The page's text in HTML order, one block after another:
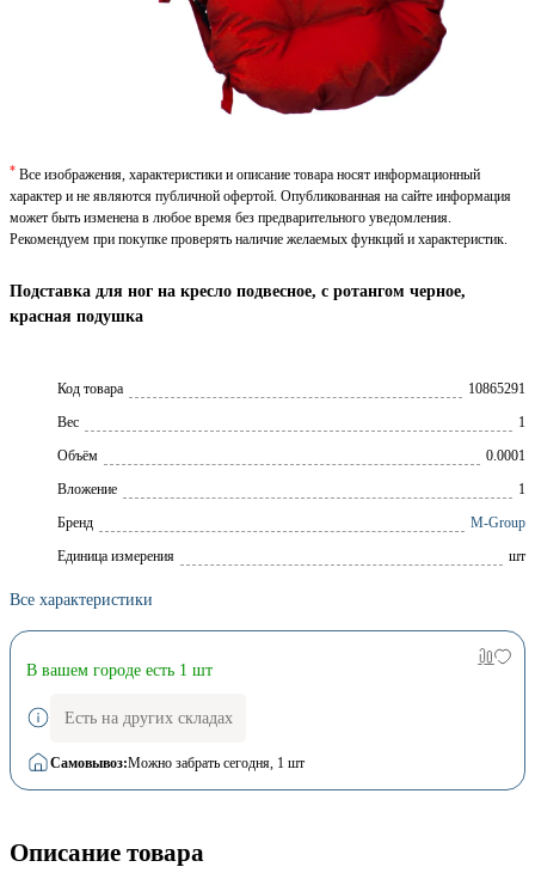
Подставка для ног на кресло подвесное, с ротангом черное,
красная подушка
Код товара
10865291
Вес
1
Объём
0.0001
Вложение
1
Брeнд
M-Group
Единица измерения
шт
Все характеристики
* Все изображения, характеристики и описание товара носят информационный
характер и не являются публичной офертой. Опубликованная на сайте информация
может быть изменена в любое время без предварительного уведомления.
Рекомендуем при покупке проверять наличие желаемых функций и характеристик.
В вашем городе есть 1 шт
Есть на других складах
Самовывоз:Можно забрать сегодня, 1 шт
Описание товара